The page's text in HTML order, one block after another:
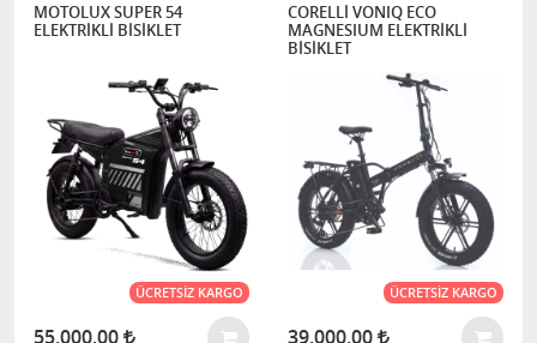
MOTOLUX SUPER 54
ELEKTRİKLİ BİSİKLET
ÜCRETSIZ KARGO
55.000,00
CORELLİ VONIQ ECO
MAGNESIUM ELEKTRİKLİ
BİSİKLET
ÜCRETSIZ KARGO
39.000,00